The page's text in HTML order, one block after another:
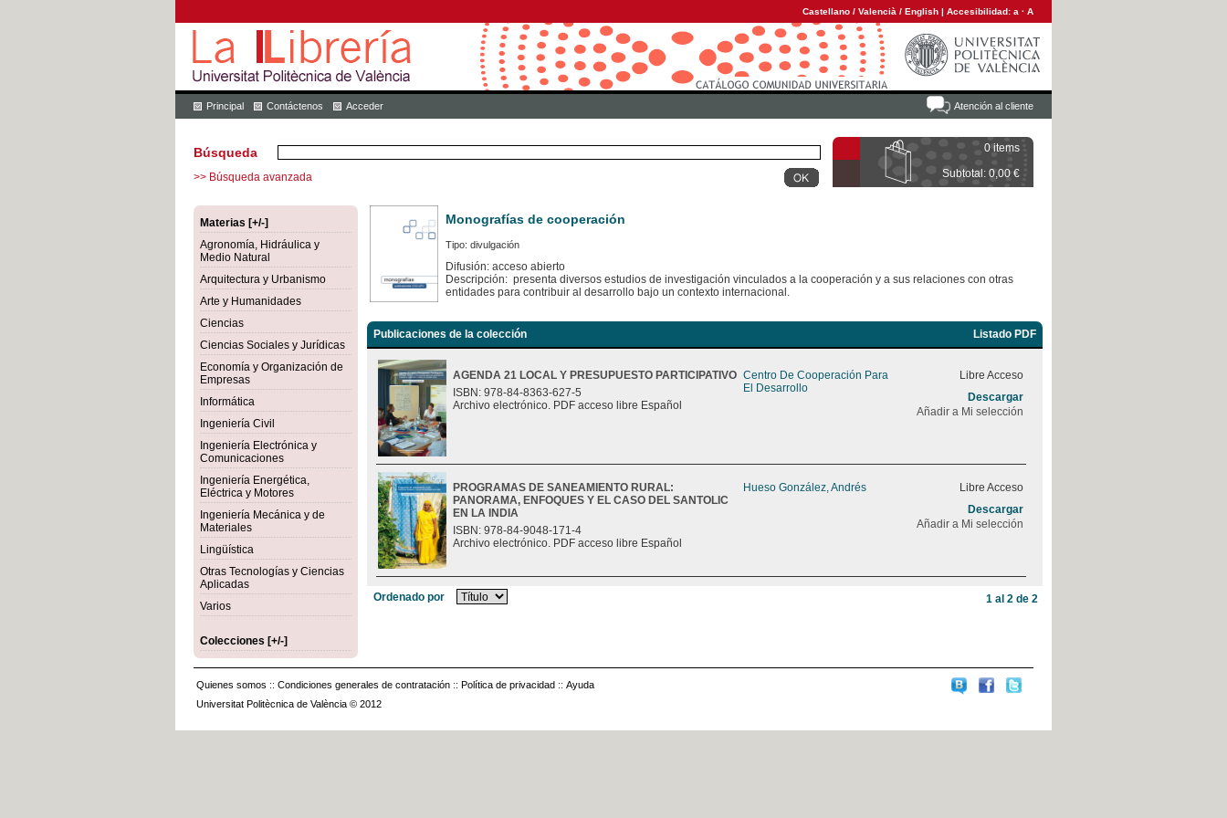
Castellano / Valencià / English | Accesibilidad: a · A
Atención al cliente
Principal Contáctenos Acceder
0 items
Subtotal: 0,00 €
Búsqueda
>> Búsqueda avanzada
Materias [+/-]
Agronomía, Hidráulica y
Medio Natural
Arquitectura y Urbanismo
Arte y Humanidades
Ciencias
Ciencias Sociales y Jurídicas
Economía y Organización de
Empresas
Informática
Ingeniería Civil
Ingeniería Electrónica y
Comunicaciones
Ingeniería Energética,
Eléctrica y Motores
Ingeniería Mecánica y de
Materiales
Lingüística
Otras Tecnologías y Ciencias
Aplicadas
Varios
Colecciones [+/-]
Monografías de cooperación
Tipo: divulgación
Difusión: acceso abierto
Descripción: presenta diversos estudios de investigación vinculados a la cooperación y a sus relaciones con otras
entidades para contribuir al desarrollo bajo un contexto internacional.
Publicaciones de la colección Listado PDF
AGENDA 21 LOCAL Y PRESUPUESTO PARTICIPATIVO
ISBN: 978-84-8363-627-5
Archivo electrónico. PDF acceso libre Español
Centro De Cooperación Para
El Desarrollo
Libre Acceso
Descargar
Añadir a Mi selección
PROGRAMAS DE SANEAMIENTO RURAL:
PANORAMA, ENFOQUES Y EL CASO DEL SANTOLIC
EN LA INDIA
ISBN: 978-84-9048-171-4
Archivo electrónico. PDF acceso libre Español
Hueso González, Andrés
Libre Acceso
Descargar
Añadir a Mi selección
Ordenado por 1 al 2 de 2
Quienes somos :: Condiciones generales de contratación :: Política de privacidad :: Ayuda
Universitat Politècnica de València © 2012